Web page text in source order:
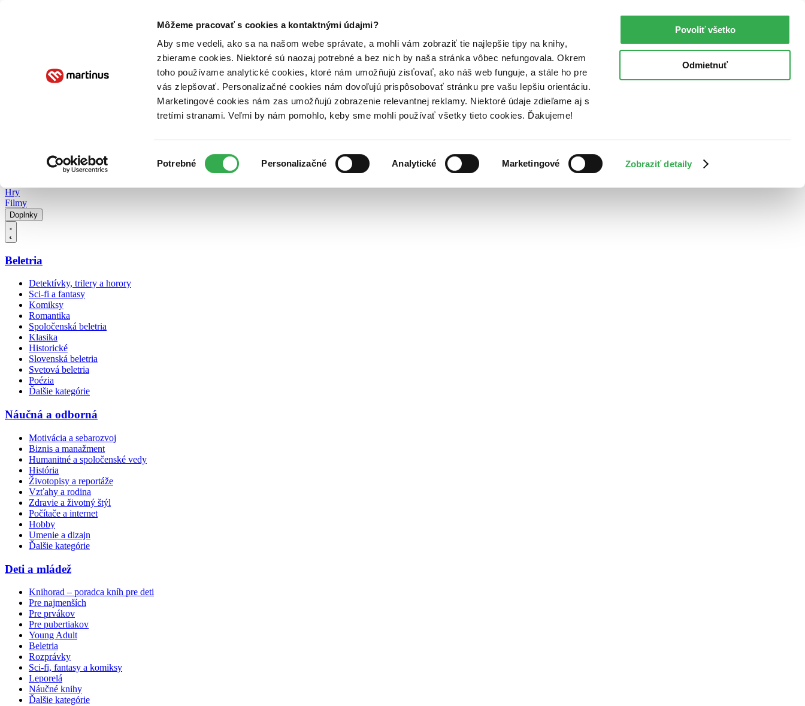
Môžeme pracovať s cookies a kontaktnými údajmi?
Aby sme vedeli, ako sa na našom webe správate, a mohli vám zobraziť tie najlepšie tipy na knihy,
zbierame cookies. Niektoré sú naozaj potrebné a bez nich by naša stránka vôbec nefungovala. Okrem
toho používame analytické cookies, ktoré nám umožňujú zisťovať, ako náš web funguje, a stále ho pre
vás zlepšovať. Personalizačné cookies nám dovoľujú prispôsobovať stránku pre vašu lepšiu orientáciu.
Marketingové cookies nám zas umožňujú zobrazenie relevantnej reklamy. Niektoré údaje zdieľame aj s
tretími stranami. Veľmi by nám pomohlo, keby sme mohli používať všetky tieto cookies. Ďakujeme!
súhlasu
Potrebné Personalizačné Analytické Marketingové Zobraziť detaily
Povoliť všetko
Odmietnuť
Poukážky Kontakt
Hry
Filmy
Doplnky
Beletria
Detektívky, trilery a horory
Sci-fi a fantasy
Komiksy
Romantika
Spoločenská beletria
Klasika
Historické
Slovenská beletria
Svetová beletria
Poézia
Ďalšie kategórie
Náučná a odborná
Motivácia a sebarozvoj
Biznis a manažment
Humanitné a spoločenské vedy
História
Životopisy a reportáže
Vzťahy a rodina
Zdravie a životný štýl
Počítače a internet
Hobby
Umenie a dizajn
Ďalšie kategórie
Deti a mládež
Knihorad – poradca kníh pre deti
Pre najmenších
Pre prvákov
Pre pubertiakov
Young Adult
Beletria
Rozprávky
Sci-fi, fantasy a komiksy
Leporelá
Náučné knihy
Ďalšie kategórie